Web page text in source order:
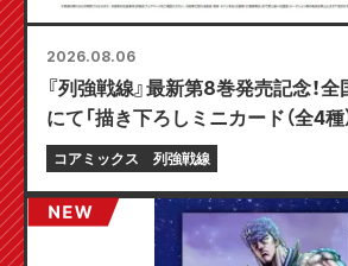
2026.08.06
『列強戦線』最新第8巻発売記念！
にて「描き下ろしミニカード（全4種
定フェアが8月20日より開催決定！
コアミックス 列強戦線